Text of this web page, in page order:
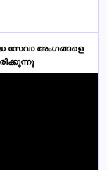
സേവാ അംഗങ്ങളെ